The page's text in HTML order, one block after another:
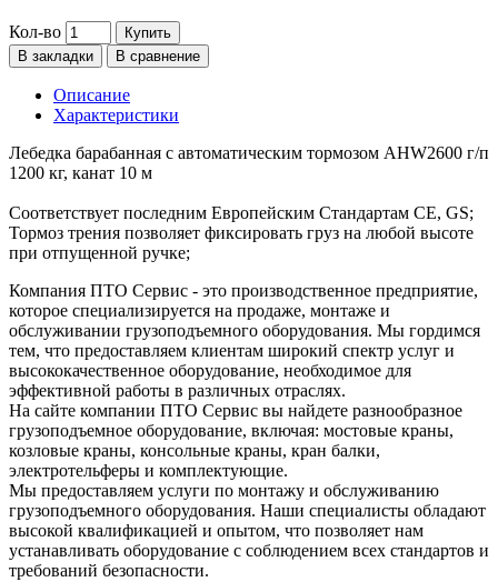
Кол-во
Купить
В закладки
В сравнение
Описание
Характеристики
Лебедка барабанная с автоматическим тормозом AHW2600 г/п
1200 кг, канат 10 м
Соответствует последним Европейским Стандартам CE, GS;
Тормоз трения позволяет фиксировать груз на любой высоте
при отпущенной ручке;
Компания ПТО Сервис - это производственное предприятие,
которое специализируется на продаже, монтаже и
обслуживании грузоподъемного оборудования. Мы гордимся
тем, что предоставляем клиентам широкий спектр услуг и
высококачественное оборудование, необходимое для
эффективной работы в различных отраслях.
На сайте компании ПТО Сервис вы найдете разнообразное
грузоподъемное оборудование, включая: мостовые краны,
козловые краны, консольные краны, кран балки,
электротельферы и комплектующие.
Мы предоставляем услуги по монтажу и обслуживанию
грузоподъемного оборудования. Наши специалисты обладают
высокой квалификацией и опытом, что позволяет нам
устанавливать оборудование с соблюдением всех стандартов и
требований безопасности.